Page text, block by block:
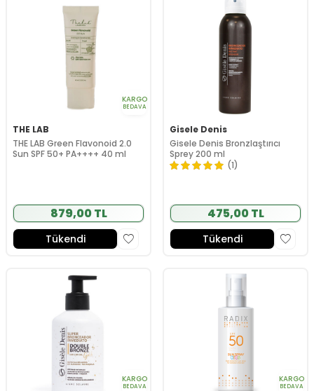
KARGO
BEDAVA
THE LAB
THE LAB Green Flavonoid 2.0
Sun SPF 50+ PA++++ 40 ml
879,00 TL
Tükendi
Gisele Denis
Gisele Denis Bronzlaştırıcı
Sprey 200 ml
(1)
475,00 TL
Tükendi
KARGO
BEDAVA
KARGO
BEDAVA